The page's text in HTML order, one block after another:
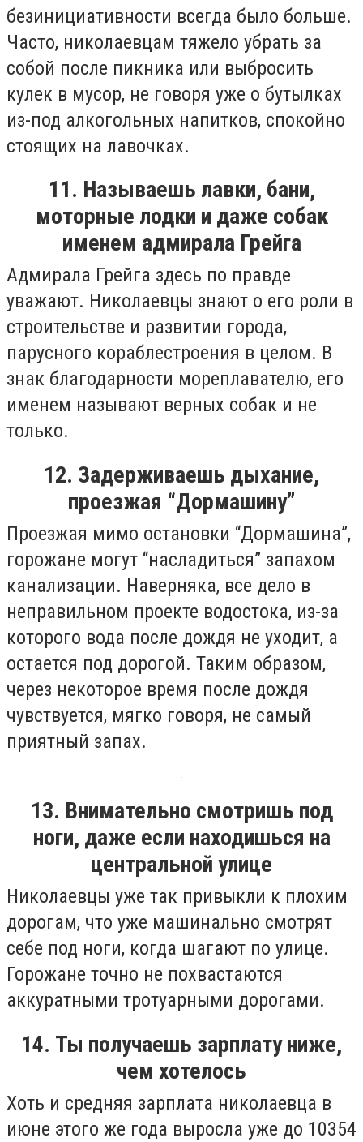
безинициативности всегда было больше.
Часто, николаевцам тяжело убрать за
собой после пикника или выбросить
кулек в мусор, не говоря уже о бутылках
из-под алкогольных напитков, спокойно
стоящих на лавочках.
11. Называешь лавки, бани,
моторные лодки и даже собак
именем адмирала Грейга
Адмирала Грейга здесь по правде
уважают. Николаевцы знают о его роли в
строительстве и развитии города,
парусного кораблестроения в целом. В
знак благодарности мореплавателю, его
именем называют верных собак и не
только.
12. Задерживаешь дыхание,
проезжая “Дормашину”
Проезжая мимо остановки “Дормашина”,
горожане могут “насладиться” запахом
канализации. Наверняка, все дело в
неправильном проекте водостока, из-за
которого вода после дождя не уходит, а
остается под дорогой. Таким образом,
через некоторое время после дождя
чувствуется, мягко говоря, не самый
приятный запах.
13. Внимательно смотришь под
ноги, даже если находишься на
центральной улице
Николаевцы уже так привыкли к плохим
дорогам, что уже машинально смотрят
себе под ноги, когда шагают по улице.
Горожане точно не похвастаются
аккуратными тротуарными дорогами.
14. Ты получаешь зарплату ниже,
чем хотелось
Хоть и средняя зарплата николаевца в
июне этого же года выросла уже до 10354